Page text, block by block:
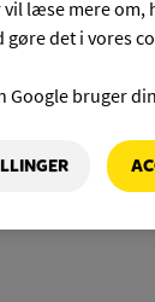
læse mere om,
gøre det i vores
Google bruger